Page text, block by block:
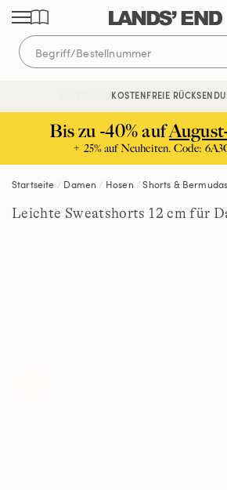
Direkt
zum
Inhalt
Direkt
zur
Navigation
Direkt
zur
Suche
KOSTENLOSE LIEFERUNG AB 120€ |
KOSTENFREIE
Bis zu -40% auf
+ 25% auf Neuheiten. Code:
Startseite Damen Hosen Shorts & Bermudas
Leichte Sweatshorts 12 cm für